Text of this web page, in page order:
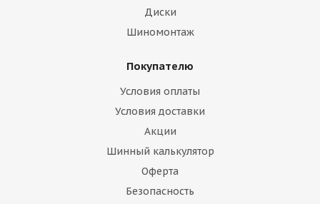
Диски
Шиномонтаж
Покупателю
Условия оплаты
Условия доставки
Акции
Шинный калькулятор
Оферта
Безопасность